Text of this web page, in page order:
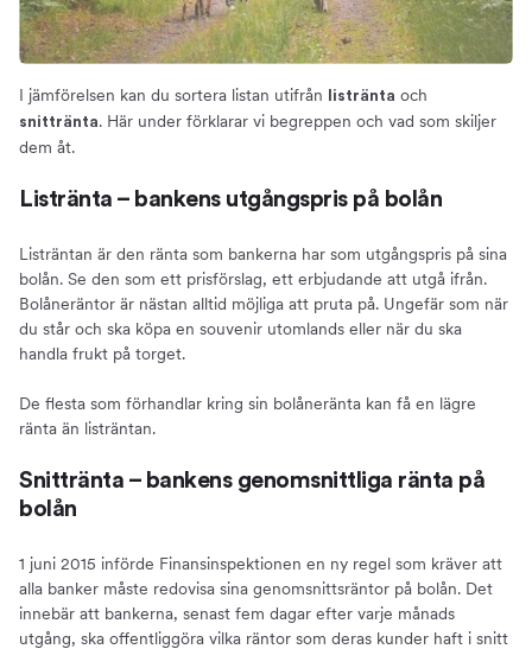
I jämförelsen kan du sortera listan utifrån listränta och
snittränta. Här under förklarar vi begreppen och vad som skiljer
dem åt.
Listränta – bankens utgångspris på bolån
Listräntan är den ränta som bankerna har som utgångspris på sina
bolån. Se den som ett prisförslag, ett erbjudande att utgå ifrån.
Bolåneräntor är nästan alltid möjliga att pruta på. Ungefär som när
du står och ska köpa en souvenir utomlands eller när du ska
handla frukt på torget.
De flesta som förhandlar kring sin bolåneränta kan få en lägre
ränta än listräntan.
Snittränta – bankens genomsnittliga ränta på
bolån
1 juni 2015 införde Finansinspektionen en ny regel som kräver att
alla banker måste redovisa sina genomsnittsräntor på bolån. Det
innebär att bankerna, senast fem dagar efter varje månads
utgång, ska offentliggöra vilka räntor som deras kunder haft i snitt